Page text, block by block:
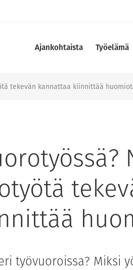
Ajankohtaista Työelämä
tekevän kannattaa kiinnittää
työvuoroissa? Miksi